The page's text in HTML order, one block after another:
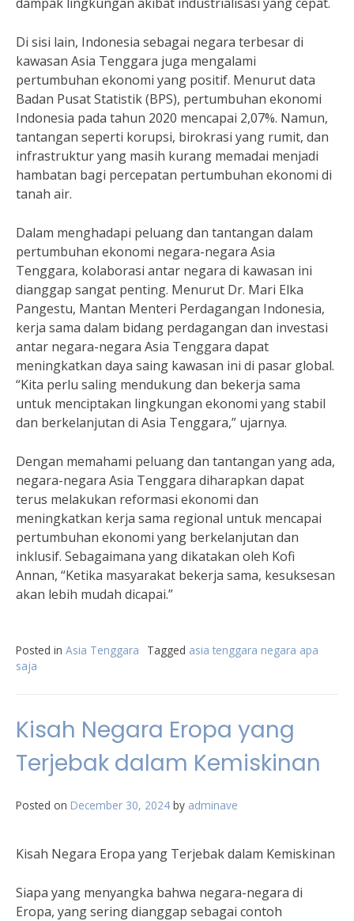
Di sisi lain, Indonesia sebagai negara terbesar di
kawasan Asia Tenggara juga mengalami
pertumbuhan ekonomi yang positif. Menurut data
Badan Pusat Statistik (BPS), pertumbuhan ekonomi
Indonesia pada tahun 2020 mencapai 2,07%. Namun,
tantangan seperti korupsi, birokrasi yang rumit, dan
infrastruktur yang masih kurang memadai menjadi
hambatan bagi percepatan pertumbuhan ekonomi di
tanah air.
Dalam menghadapi peluang dan tantangan dalam
pertumbuhan ekonomi negara-negara Asia
Tenggara, kolaborasi antar negara di kawasan ini
dianggap sangat penting. Menurut Dr. Mari Elka
Pangestu, Mantan Menteri Perdagangan Indonesia,
kerja sama dalam bidang perdagangan dan investasi
antar negara-negara Asia Tenggara dapat
meningkatkan daya saing kawasan ini di pasar global.
“Kita perlu saling mendukung dan bekerja sama
untuk menciptakan lingkungan ekonomi yang stabil
dan berkelanjutan di Asia Tenggara,” ujarnya.
Dengan memahami peluang dan tantangan yang ada,
negara-negara Asia Tenggara diharapkan dapat
terus melakukan reformasi ekonomi dan
meningkatkan kerja sama regional untuk mencapai
pertumbuhan ekonomi yang berkelanjutan dan
inklusif. Sebagaimana yang dikatakan oleh Kofi
Annan, “Ketika masyarakat bekerja sama, kesuksesan
akan lebih mudah dicapai.”
Posted in Asia Tenggara Tagged asia tenggara negara apa
saja
Kisah Negara Eropa yang
Terjebak dalam Kemiskinan
Posted on December 30, 2024 by adminave
Kisah Negara Eropa yang Terjebak dalam Kemiskinan
Siapa yang menyangka bahwa negara-negara di
Eropa, yang sering dianggap sebagai contoh